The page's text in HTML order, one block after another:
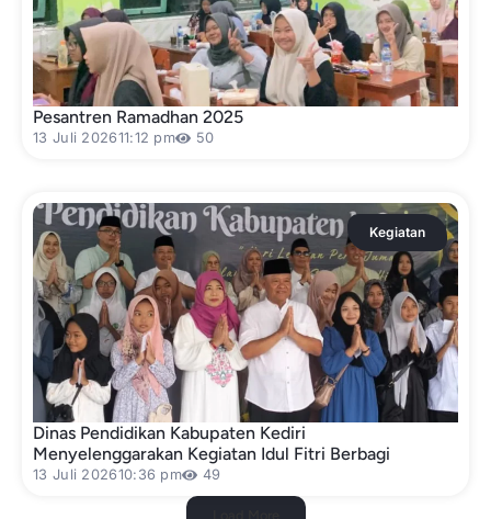
Pesantren Ramadhan 2025
13 Juli 202611:12 pm 50
Kegiatan
Dinas Pendidikan Kabupaten Kediri
Menyelenggarakan Kegiatan Idul Fitri Berbagi
13 Juli 202610:36 pm 49